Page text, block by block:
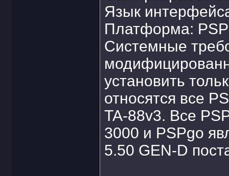
Язык
Платформа: PSP
Системные
установить
относятся все
TA-88v3. Все
3000 и PSPgo
5.50 GEN-D